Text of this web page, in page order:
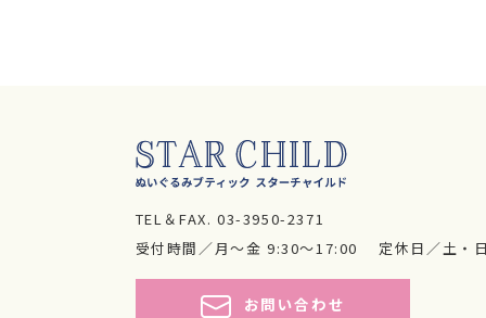
TEL＆FAX. 03-3950-2371
受付時間／月～金 9:30～17:00
定休日／土・
お問い合わせ